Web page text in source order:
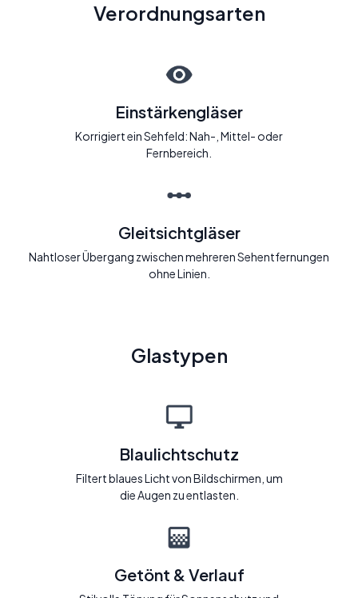
Verordnungsarten
Einstärkengläser
Korrigiert ein Sehfeld: Nah-, Mittel- oder
Fernbereich.
Gleitsichtgläser
Nahtloser Übergang zwischen mehreren Sehentfernungen
ohne Linien.
Glastypen
Blaulichtschutz
Filtert blaues Licht von Bildschirmen, um
die Augen zu entlasten.
Getönt & Verlauf